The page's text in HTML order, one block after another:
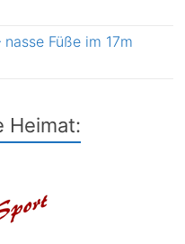
Füße im 17m
Heimat: